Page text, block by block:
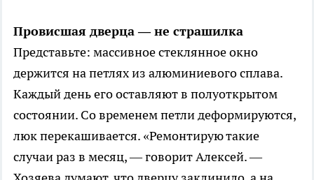
Провисшая дверца — не страшилка
Представьте: массивное стеклянное окно
держится на петлях из алюминиевого сплава.
Каждый день его оставляют в полуоткрытом
состоянии. Со временем петли деформируются,
люк перекашивается. «Ремонтирую такие
случаи раз в месяц, — говорит Алексей. —